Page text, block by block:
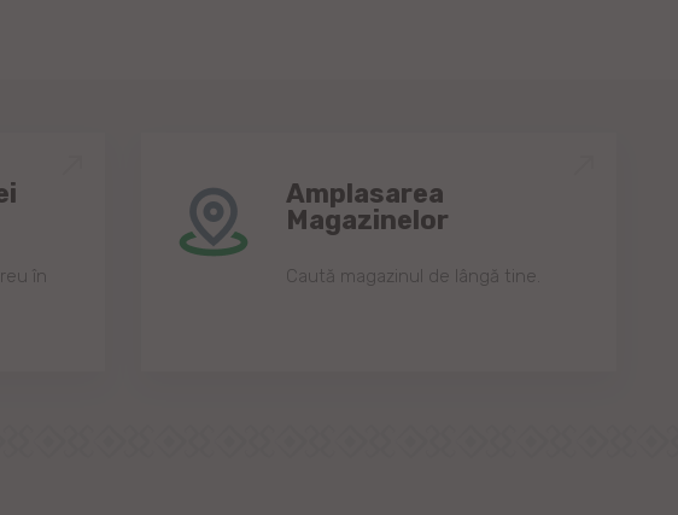
în
Amplasarea
Magazinelor
Caută magazinul de lângă tine.